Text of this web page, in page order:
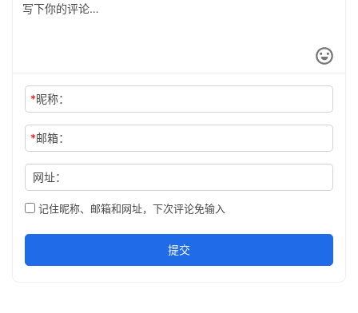
*昵称：
*邮箱：
网址：
记住昵称、邮箱和网址，下次评论免输入
提交